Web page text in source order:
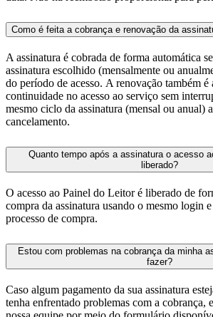
Como é feita a cobrança e renovação da
A assinatura é cobrada de forma automática
assinatura escolhido (mensalmente ou
do período de acesso. A renovação também
continuidade no acesso ao serviço sem
mesmo ciclo da assinatura (mensal ou anual)
cancelamento.
Quanto tempo após a assinatura o acesso
liberado?
O acesso ao Painel do Leitor é liberado de
compra da assinatura usando o mesmo login
processo de compra.
Estou com problemas na cobrança da minha
fazer?
Caso algum pagamento da sua assinatura
tenha enfrentado problemas com a cobrança,